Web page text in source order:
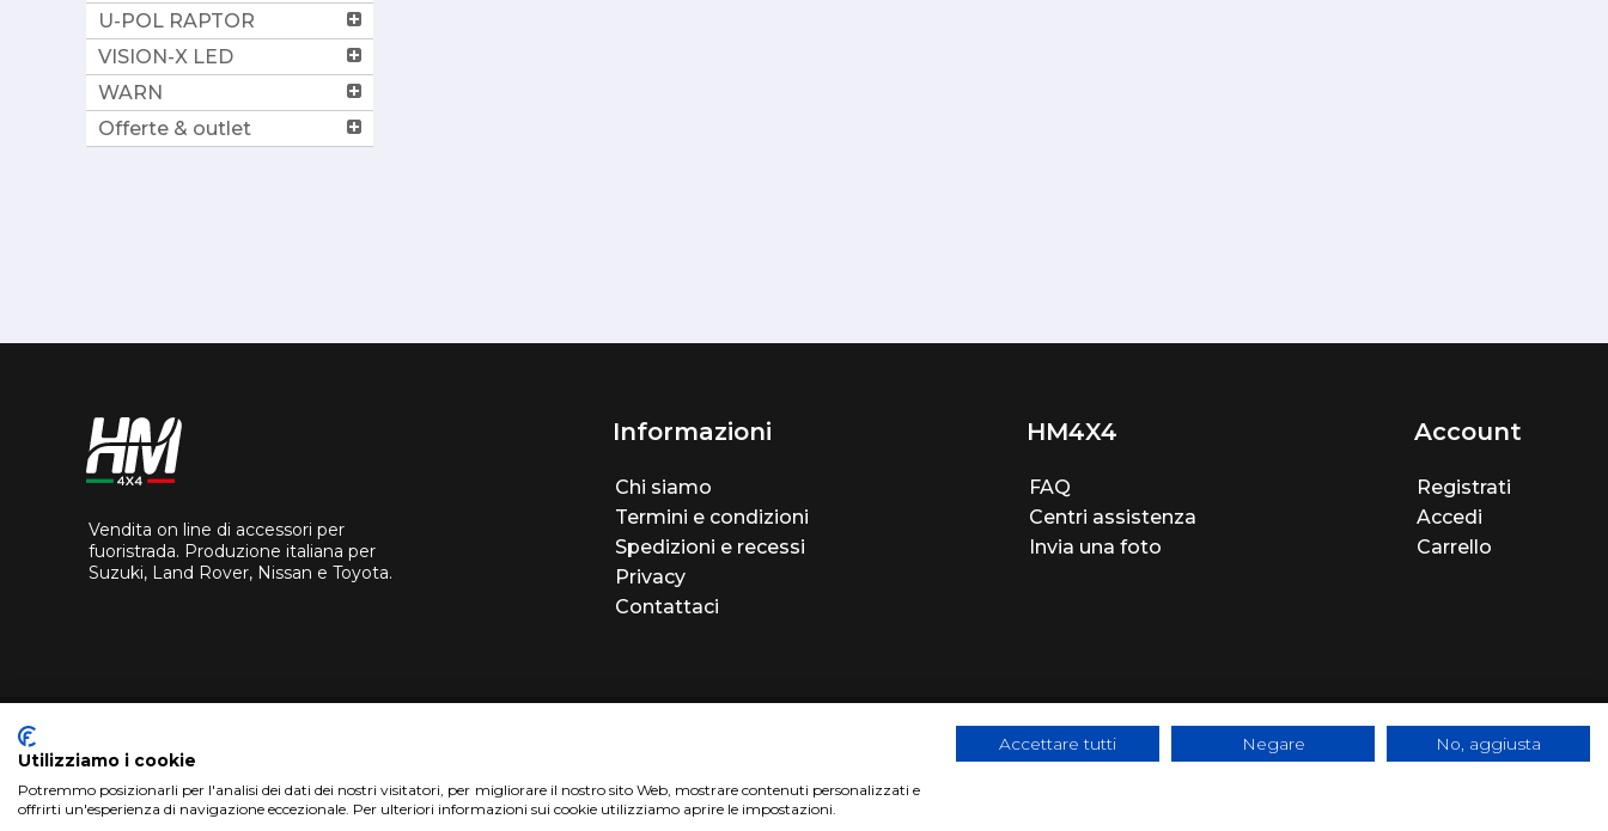
U-POL RAPTOR
VISION-X LED
WARN
Offerte & outlet
Vendita on line di accessori per
fuoristrada. Produzione italiana per
Suzuki, Land Rover, Nissan e Toyota.
Informazioni
Chi siamo
Termini e condizioni
Spedizioni e recessi
Privacy
Contattaci
HM4X4
FAQ
Centri assistenza
Invia una foto
Account
Registrati
Accedi
Carrello
Copyright 2018 HM4X4 FACTO S.R.L. P.Iva 06946260822 Privacy Cookies Policy | Sito realizzato da
Utilizziamo i cookie
Potremmo posizionarli per l'analisi dei dati dei nostri visitatori, per migliorare il nostro sito Web, mostrare contenuti personalizzati e
offrirti un'esperienza di navigazione eccezionale. Per ulteriori informazioni sui cookie utilizziamo aprire le impostazioni.
Accettare tutti Negare No, aggiusta